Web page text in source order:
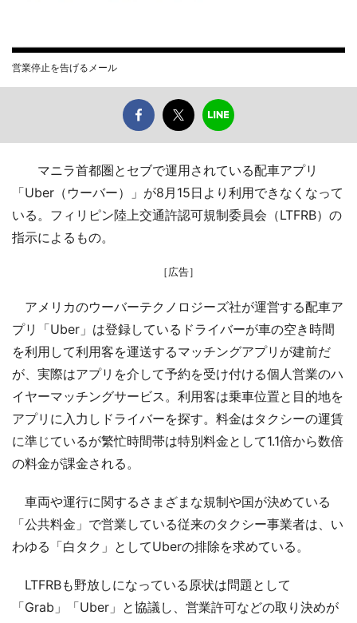
営業停止を告げるメール
マニラ首都圏とセブで運用されている配車アプリ
「Uber（ウーバー）」が8月15日より利用できなくなって
いる。フィリピン陸上交通許認可規制委員会（LTFRB）の
指示によるもの。
［広告］
アメリカのウーバーテクノロジーズ社が運営する配車ア
プリ「Uber」は登録しているドライバーが車の空き時間
を利用して利用客を運送するマッチングアプリが建前だ
が、実際はアプリを介して予約を受け付ける個人営業のハ
イヤーマッチングサービス。利用客は乗車位置と目的地を
アプリに入力しドライバーを探す。料金はタクシーの運賃
に準じているが繁忙時間帯は特別料金として1.1倍から数倍
の料金が課金される。
車両や運行に関するさまざまな規制や国が決めている
「公共料金」で営業している従来のタクシー事業者は、い
わゆる「白タク」としてUberの排除を求めている。
LTFRBも野放しになっている原状は問題として
「Grab」「Uber」と協議し、営業許可などの取り決めが